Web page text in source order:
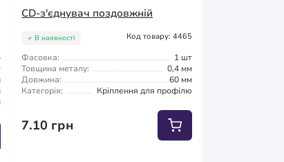
CD-з'єднувач поздовжній
В наявності Код товару: 4465
Фасовка:
1 шт
Товщина металу:
0,4 мм
Довжина:
60 мм
Категорія:
Кріплення для профілю
7.10 грн